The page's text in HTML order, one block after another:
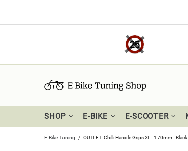
SHOP E-BIKE E-SCOOTER
E-Bike Tuning OUTLET: Chilli Handle Grips XL - 170mm - Black